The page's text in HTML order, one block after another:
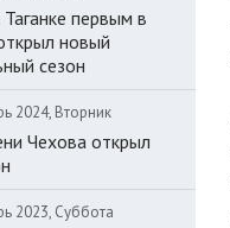
первым в
новый
сезон
2024, Вторник
Чехова открыл
2023, Суббота